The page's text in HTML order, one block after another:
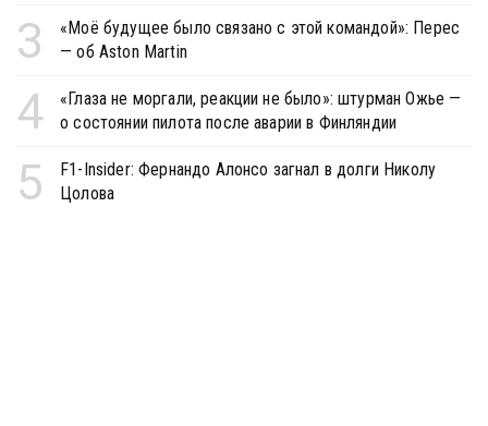
3
«Моё будущее было связано с этой командой»: Перес
— об Aston Martin
4
«Глаза не моргали, реакции не было»: штурман Ожье —
о состоянии пилота после аварии в Финляндии
5
F1-Insider: Фернандо Алонсо загнал в долги Николу
Цолова